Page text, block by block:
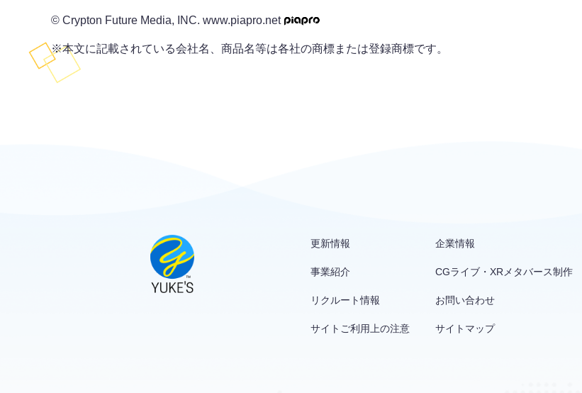
© Crypton Future Media, INC. www.piapro.net
※本文に記載されている会社名、商品名等は各社の商標または登録商標です。
更新情報 企業情報
事業紹介 CGライブ・XRメタバース制作
リクルート情報 お問い合わせ
サイトご利用上の注意 サイトマップ